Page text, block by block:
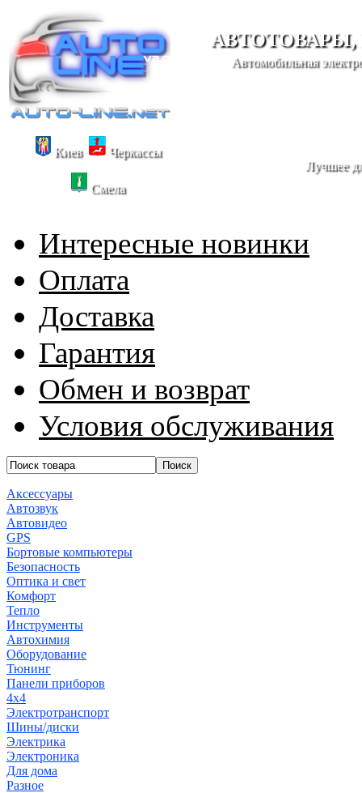
Автомобильная
Киев Черкассы
Смела
Лучшее
Интересные новинки
Оплата
Доставка
Гарантия
Обмен и возврат
Условия обслуживания
Аксессуары
Автозвук
Автовидео
GPS
Бортовые компьютеры
Безопасность
Оптика и свет
Комфорт
Тепло
Инструменты
Автохимия
Оборудование
Тюнинг
Панели приборов
4x4
Электротранспорт
Шины/диски
Электрика
Электроника
Для дома
Разное